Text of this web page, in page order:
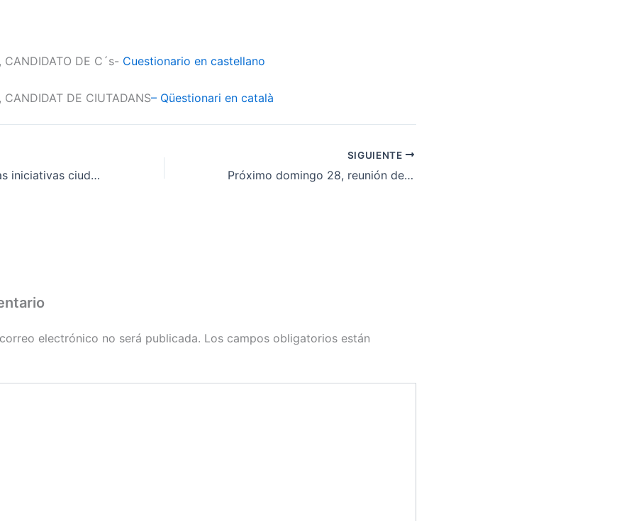
CANDIDATO DE C´s- Cuestionario en castellano
CANDIDAT DE CIUTADANS– Qüestionari en català
Se multiplican las iniciativas ciudadanas contra los abusos de la banca
SIGUIENTE
Próximo domingo 28, reunión de la PAH en Barcelona.
electrónico no será publicada. Los campos obligatorios están